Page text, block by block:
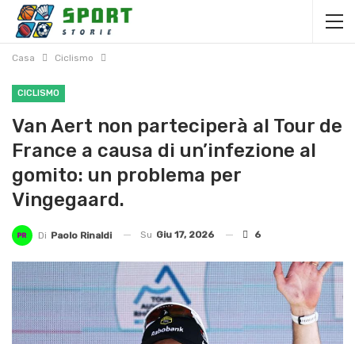
Casa Ciclismo
CICLISMO
Van Aert non parteciperà al Tour de
France a causa di un’infezione al
gomito: un problema per
Vingegaard.
Di Paolo Rinaldi Su Giu 17, 2026 6